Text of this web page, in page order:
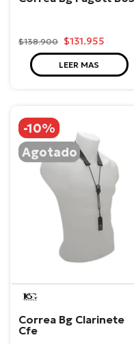
$138.900 $131.955
LEER MAS
-10%
Agotado
Correa Bg Clarinete
Cfe